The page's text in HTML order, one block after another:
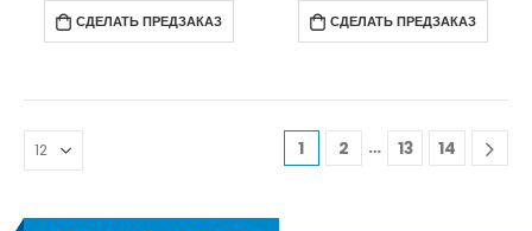
СДЕЛАТЬ ПРЕДЗАКАЗ СДЕЛАТЬ ПРЕДЗАКАЗ
1 2 … 13 14